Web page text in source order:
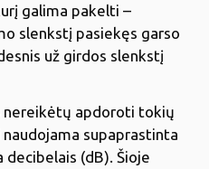
galima pakelti –
slenkstį pasiekęs garso
už girdos slenkstį
nereikėtų apdoroti tokių
supaprastinta
(dB). Šioje